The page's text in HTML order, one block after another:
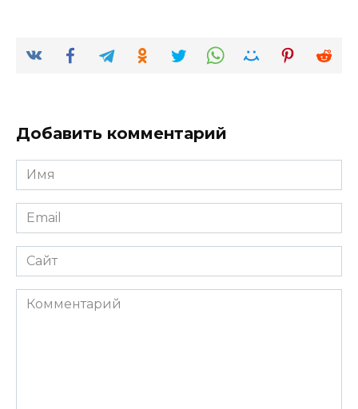
Добавить комментарий
Имя
*
Email
*
Сайт
Комментарий